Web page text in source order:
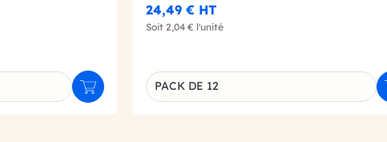
Ajouter au panier
24,49 € HT
Soit 2,04 € l'unité
Déclinaison du produit
PACK DE 12